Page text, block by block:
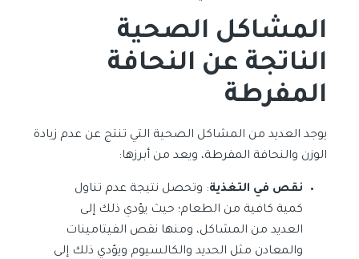
المشاكل الصحية
الناتجة عن النحافة
المفرطة
يوجد العديد من المشاكل الصحية التي تنتج عن عدم زيادة
الوزن والنحافة المفرطة، ويعد من أبرزها:
نقص في التغذية: وتحصل نتيجة عدم تناول
كمية كافية من الطعام؛ حيث يؤدي ذلك إلى
العديد من المشاكل، ومنها نقص الفيتامينات
والمعادن مثل الحديد والكالسيوم ويؤدي ذلك إلى